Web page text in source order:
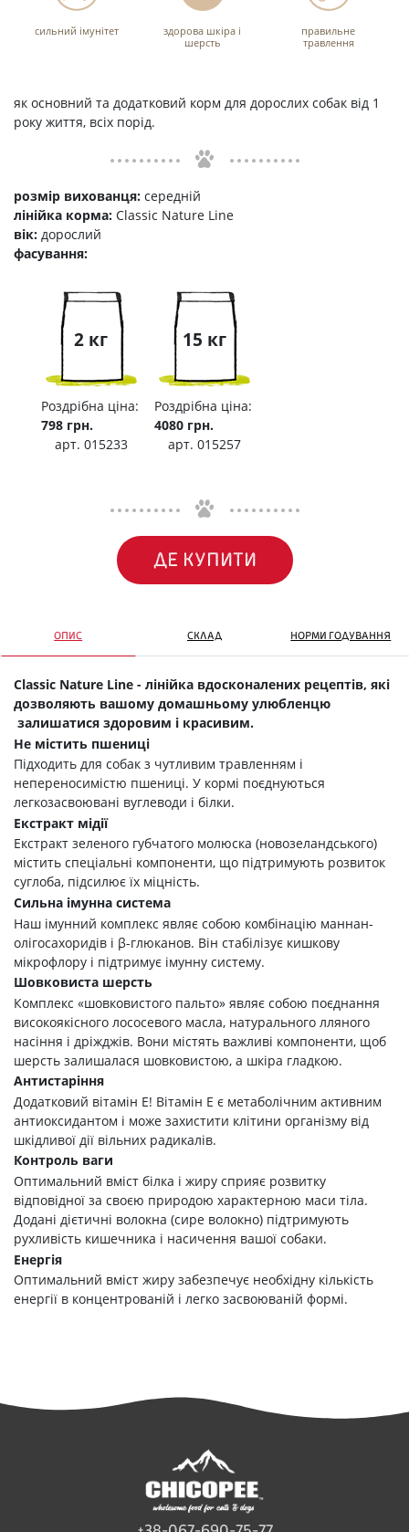
сильний імунітет
здорова шкіра і
шерсть
правильне
травлення
як основний та додатковий корм для дорослих собак від 1
року життя, всіх порід.
розмір вихованця: середній
лінійка корма: Classic Nature Line
вік: дорослий
фасування:
2 кг
Роздрібна ціна:
798 грн.
арт. 015233
15 кг
Роздрібна ціна:
4080 грн.
арт. 015257
ДЕ КУПИТИ
ОПИС СКЛАД НОРМИ ГОДУВАННЯ
Classic Nature Line - лінійка вдосконалених рецептів, які
дозволяють вашому домашньому улюбленцю
залишатися здоровим і красивим.
Не містить пшениці
Підходить для собак з чутливим травленням і
непереносимістю пшениці. У кормі поєднуються
легкозасвоювані вуглеводи і білки.
Екстракт мідії
Екстракт зеленого губчатого молюска (новозеландського)
містить спеціальні компоненти, що підтримують розвиток
суглоба, підсилює їх міцність.
Сильна імунна система
Наш імунний комплекс являє собою комбінацію маннан-
олігосахоридів і β-глюканов. Він стабілізує кишкову
мікрофлору і підтримує імунну систему.
Шовковиста шерсть
Комплекс «шовковистого пальто» являє собою поєднання
високоякісного лососевого масла, натурального лляного
насіння і дріжджів. Вони містять важливі компоненти, щоб
шерсть залишалася шовковистою, а шкіра гладкою.
Антистаріння
Додатковий вітамін Е! Вітамін Е є метаболічним активним
антиоксидантом і може захистити клітини організму від
шкідливої дії вільних радикалів.
Контроль ваги
Оптимальний вміст білка і жиру сприяє розвитку
відповідної за своєю природою характерною маси тіла.
Додані дієтичні волокна (сире волокно) підтримують
рухливість кишечника і насичення вашої собаки.
Енергія
Оптимальний вміст жиру забезпечує необхідну кількість
енергії в концентрованій і легко засвоюваній формі.